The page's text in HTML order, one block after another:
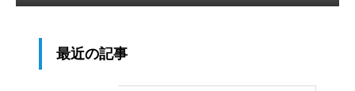
最近の記事